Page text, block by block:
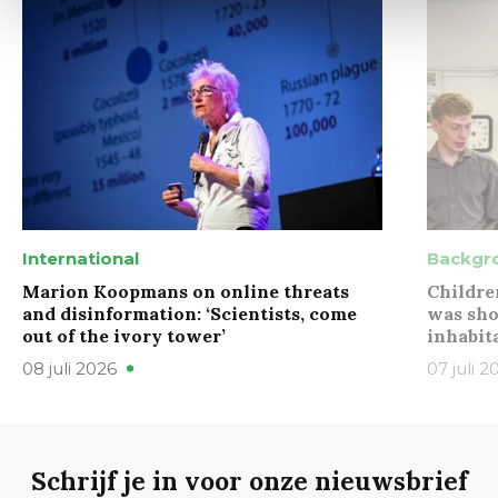
International
Marion Koopmans on online threats
and disinformation: ‘Scientists, come
out of the ivory tower’
08 juli 2026
was
07 juli
Schrijf je in voor onze nieuwsbrief